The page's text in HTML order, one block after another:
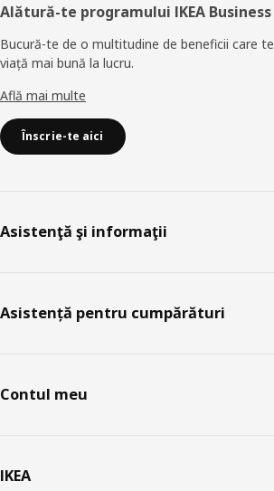
Alătură-te programului IKEA
Bucură-te de o multitudine de beneficii care
viață mai bună la lucru.
Află mai multe
Înscrie-te aici
Asistenţă şi informaţii
Asistență pentru cumpărături
Contul meu
IKEA